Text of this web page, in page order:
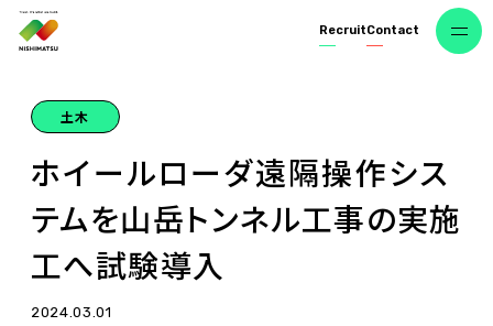
RecruitContact
土木
ホイールローダ遠隔操作シス
テムを山岳トンネル工事の実施
工へ試験導入
2024.03.01